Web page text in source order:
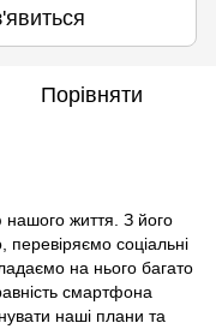
Порівняти
життя. З його
соціальні
на нього багато
смартфона
наші плани та